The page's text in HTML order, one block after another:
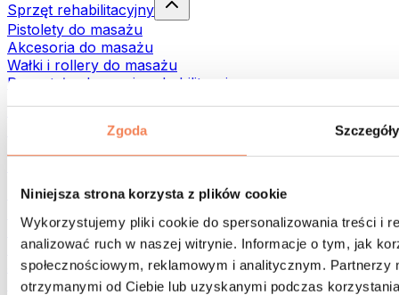
Zgoda Szczegóły
Niniejsza strona korzysta z plików cookie
Wykorzystujemy pliki cookie do spersonalizowania treści i
analizować ruch w naszej witrynie. Informacje o tym, jak
społecznościowym, reklamowym i analitycznym. Partnerzy
otrzymanymi od Ciebie lub uzyskanymi podczas
Sprzęt rehabilitacyjny
Pistolety do masażu
Akcesoria do masażu
Wałki i rollery do masażu
Pozostałe akcesoria rehabilitacyjne
Torby i plecaki
Torby na żywność i akcesoria
Akcesoria dopasowane do aktywności
Bieganie
Sporty walki
Kolarstwo
Joga i pilates
Terapia zimnem